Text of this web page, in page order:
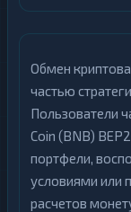
Обмен
частью
Пользователи
Coin (BNB)
портфели,
условиями или
расчетов